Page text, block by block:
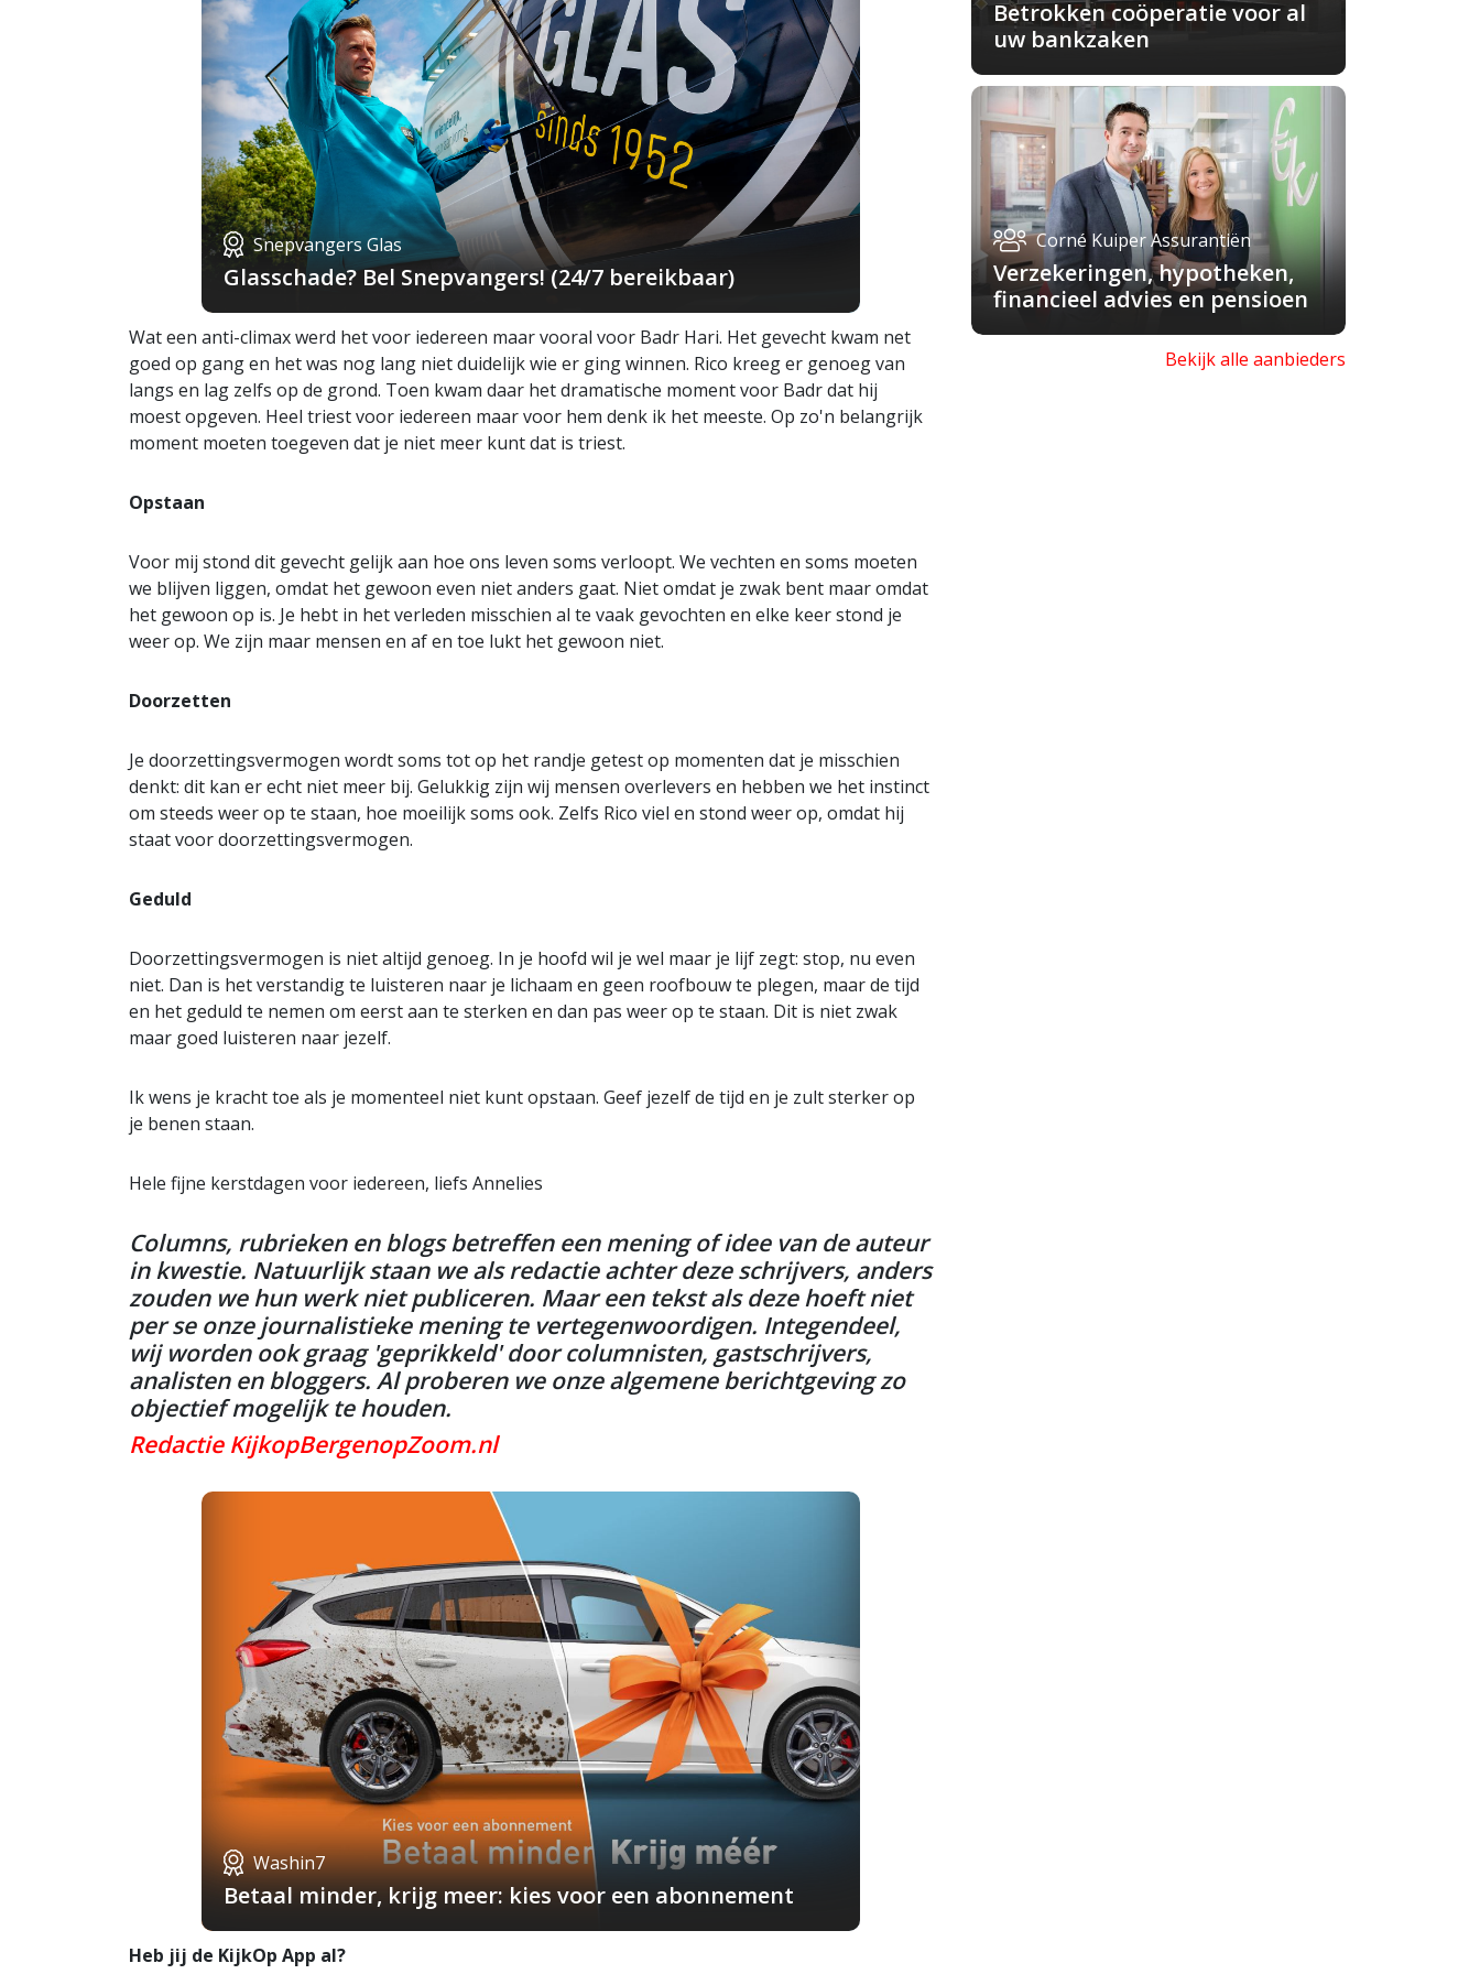
Snepvangers Glas
Glasschade? Bel Snepvangers! (24/7 bereikbaar)
Wat een anti-climax werd het voor iedereen maar vooral voor Badr Hari. Het gevecht kwam net
goed op gang en het was nog lang niet duidelijk wie er ging winnen. Rico kreeg er genoeg van
langs en lag zelfs op de grond. Toen kwam daar het dramatische moment voor Badr dat hij
moest opgeven. Heel triest voor iedereen maar voor hem denk ik het meeste. Op zo'n belangrijk
moment moeten toegeven dat je niet meer kunt dat is triest.
Opstaan
Voor mij stond dit gevecht gelijk aan hoe ons leven soms verloopt. We vechten en soms moeten
we blijven liggen, omdat het gewoon even niet anders gaat. Niet omdat je zwak bent maar omdat
het gewoon op is. Je hebt in het verleden misschien al te vaak gevochten en elke keer stond je
weer op. We zijn maar mensen en af en toe lukt het gewoon niet.
Doorzetten
Je doorzettingsvermogen wordt soms tot op het randje getest op momenten dat je misschien
denkt: dit kan er echt niet meer bij. Gelukkig zijn wij mensen overlevers en hebben we het instinct
om steeds weer op te staan, hoe moeilijk soms ook. Zelfs Rico viel en stond weer op, omdat hij
staat voor doorzettingsvermogen.
Geduld
Doorzettingsvermogen is niet altijd genoeg. In je hoofd wil je wel maar je lijf zegt: stop, nu even
niet. Dan is het verstandig te luisteren naar je lichaam en geen roofbouw te plegen, maar de tijd
en het geduld te nemen om eerst aan te sterken en dan pas weer op te staan. Dit is niet zwak
maar goed luisteren naar jezelf.
Ik wens je kracht toe als je momenteel niet kunt opstaan. Geef jezelf de tijd en je zult sterker op
je benen staan.
Hele fijne kerstdagen voor iedereen, liefs Annelies
Columns, rubrieken en blogs betreffen een mening of idee van de auteur
in kwestie. Natuurlijk staan we als redactie achter deze schrijvers, anders
zouden we hun werk niet publiceren. Maar een tekst als deze hoeft niet
per se onze journalistieke mening te vertegenwoordigen. Integendeel,
wij worden ook graag 'geprikkeld' door columnisten, gastschrijvers,
analisten en bloggers. Al proberen we onze algemene berichtgeving zo
objectief mogelijk te houden.
Redactie KijkopBergenopZoom.nl
Washin7
Betaal minder, krijg meer: kies voor een abonnement
Heb jij de KijkOp App al?
Betrokken coöperatie voor al
uw bankzaken
Corné Kuiper Assurantiën
Verzekeringen, hypotheken,
financieel advies en pensioen
Bekijk alle aanbieders